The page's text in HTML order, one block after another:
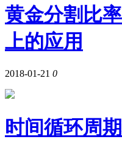
黄金分割比
上的应用
2018-01-21 0
时间循环周